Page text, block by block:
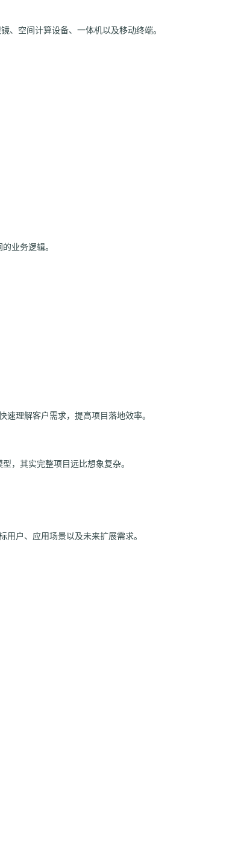
、空间计算设备、一体机以及移动终端。
业务逻辑。
速理解客户需求，提高项目落地效率。
，其实完整项目远比想象复杂。
户、应用场景以及未来扩展需求。